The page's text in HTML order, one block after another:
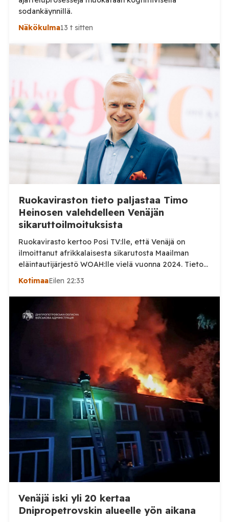
sodankäynnillä.
Näkökulma13 t sitten
Ruokaviraston tieto paljastaa Timo
Heinosen valehdelleen Venäjän
sikaruttoilmoituksista
Ruokavirasto kertoo Posi TV:lle, että Venäjä on
ilmoittanut afrikkalaisesta sikarutosta Maailman
eläintautijärjestö WOAH:lle vielä vuonna 2024. Tieto
haastaa kokoomuksen kansanedustaja Timo Heinosen
sikaruttoilmoituksista. Suomi on puolestaan
ilmoittanut tuoreesta Virolahden tapauksesta sekä
WOAH:n kautta että suoraan Venäjän
eläinlääkintäviranomaisille. Ruokavirasto kertoi Posi
TV:lle tarkempia tietoja Suomen ensimmäisestä
afrikkalaisen sikaruton tapauksesta sekä
eläintautitietojen vaihdosta […]
KotimaaEilen 22:33
Venäjä iski yli 20 kertaa
Dnipropetrovskin alueelle yön aikana